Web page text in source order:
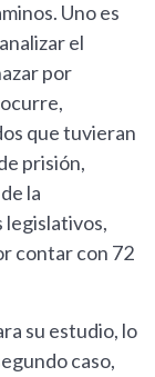
Uno es
el
por
que tuvieran
prisión,
la
legislativos,
contar con 72
su estudio, lo
caso,